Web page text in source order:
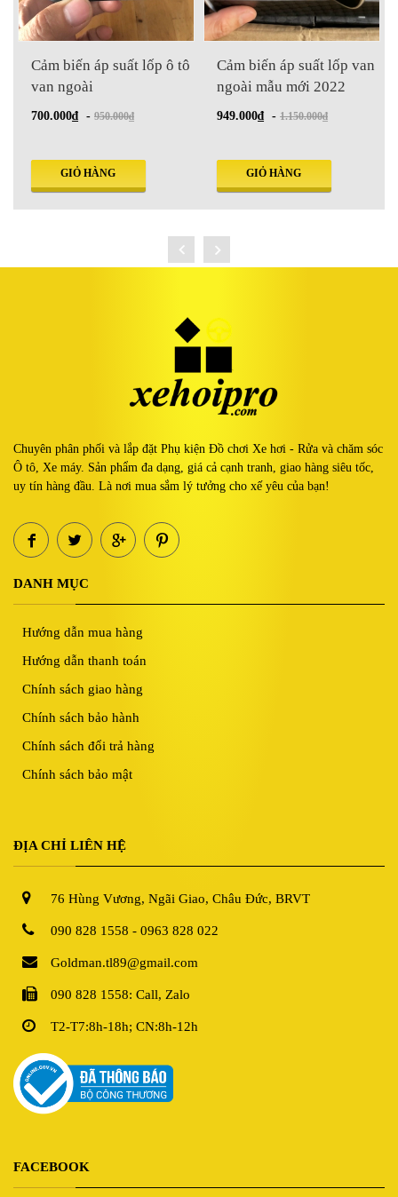
Cảm biến áp suất lốp ô tô
van ngoài
700.000₫ - 950.000₫
GIỎ HÀNG
Cảm biến áp suất lốp van
ngoài mẫu mới 2022
949.000₫ - 1.150.000₫
GIỎ HÀNG
Chuyên phân phối và lắp đặt Phụ kiện Đồ chơi Xe hơi - Rửa và chăm sóc
Ô tô, Xe máy. Sản phẩm đa dạng, giá cả cạnh tranh, giao hàng siêu tốc,
uy tín hàng đầu. Là nơi mua sắm lý tưởng cho xế yêu của bạn!
DANH MỤC
Hướng dẫn mua hàng
Hướng dẫn thanh toán
Chính sách giao hàng
Chính sách bảo hành
Chính sách đổi trả hàng
Chính sách bảo mật
ĐỊA CHỈ LIÊN HỆ
76 Hùng Vương, Ngãi Giao, Châu Đức, BRVT
090 828 1558 - 0963 828 022
Goldman.tl89@gmail.com
090 828 1558: Call, Zalo
T2-T7:8h-18h; CN:8h-12h
FACEBOOK